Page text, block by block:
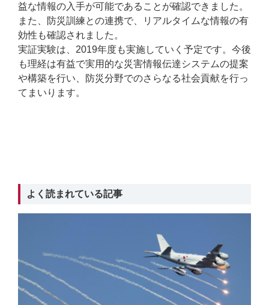
よく読まれている記事
益な情報の入手が可能であることが確認できました。
また、防災訓練との連携で、リアルタイムな情報の有
効性も確認されました。
実証実験は、2019年度も実施していく予定です。今後
も理経は有益で実用的な災害情報伝達システムの提案
や構築を行い、防災分野でのさらなる社会貢献を行っ
てまいります。